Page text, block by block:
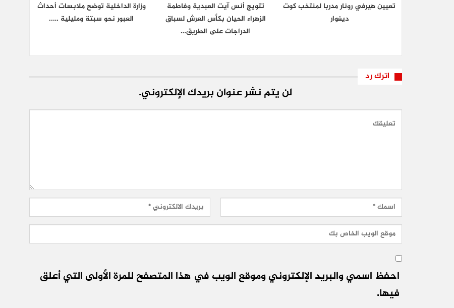
تعيين هيرفي رونار مدربا لمنتخب كوت
ديفوار
تتويج أنس آيت العبدية وفاطمة
الزهراء الحيان بكأس العرش لسباق
الدراجات على الطريق…
وزارة الداخلية توضح ملابسات أحداث
العبور نحو سبتة ومليلية …..
اترك رد
لن يتم نشر عنوان بريدك الإلكتروني.
احفظ اسمي والبريد الإلكتروني وموقع الويب في هذا المتصفح للمرة الأولى التي أعلق
فيها.